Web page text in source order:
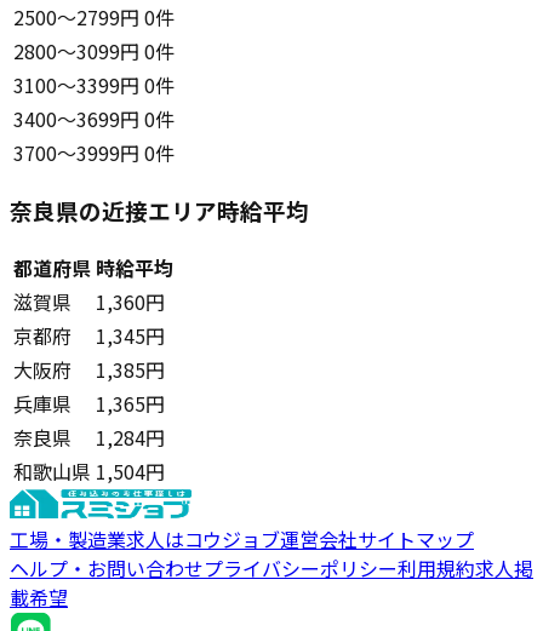
2500〜2799円 0件
2800〜3099円 0件
3100〜3399円 0件
3400〜3699円 0件
3700〜3999円 0件
奈良県の近接エリア時給平均
都道府県 時給平均
滋賀県
1,360円
京都府
1,345円
大阪府
1,385円
兵庫県
1,365円
奈良県
1,284円
和歌山県 1,504円
工場・製造業求人はコウジョブ運営会社サイトマップ
ヘルプ・お問い合わせプライバシーポリシー利用規約求人掲
載希望